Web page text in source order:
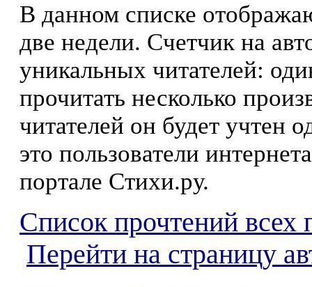
В данном списке
две недели. Счетчик на
уникальных читателей:
прочитать несколько
читателей он будет учтен
это пользователи
портале Стихи.ру.
Список прочтений всех
Перейти на страницу